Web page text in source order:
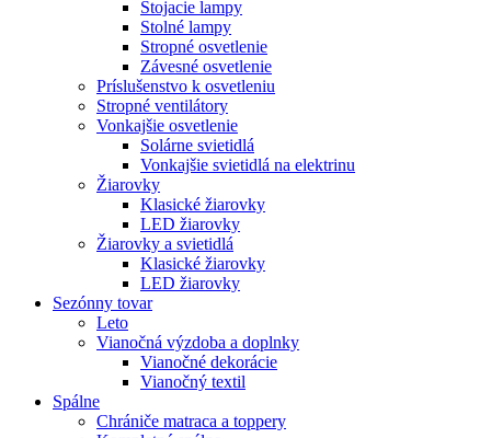
Stojacie lampy
Stolné lampy
Stropné osvetlenie
Závesné osvetlenie
Príslušenstvo k osvetleniu
Stropné ventilátory
Vonkajšie osvetlenie
Solárne svietidlá
Vonkajšie svietidlá na elektrinu
Žiarovky
Klasické žiarovky
LED žiarovky
Žiarovky a svietidlá
Klasické žiarovky
LED žiarovky
Sezónny tovar
Leto
Vianočná výzdoba a doplnky
Vianočné dekorácie
Vianočný textil
Spálne
Chrániče matraca a toppery